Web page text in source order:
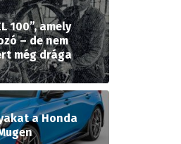
100”, amely
– de nem
még drága
a Honda